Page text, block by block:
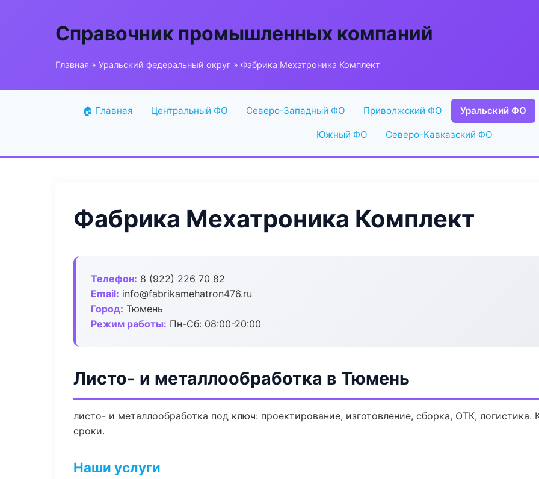
Справочник промышленных компаний
Главная » Уральский федеральный округ » Фабрика Мехатроника Комплект
🏠 Главная Центральный ФО Северо-Западный ФО Приволжский ФО Уральский ФО
Южный ФО Северо-Кавказский ФО
Фабрика Мехатроника Комплект
Телефон: 8 (922) 226 70 82
Email: info@fabrikamehatron476.ru
Город: Тюмень
Режим работы: Пн-Сб: 08:00-20:00
Листо- и металлообработка в Тюмень
листо- и металлообработка под ключ: проектирование, изготовление, сборка, ОТК,
сроки.
Наши услуги